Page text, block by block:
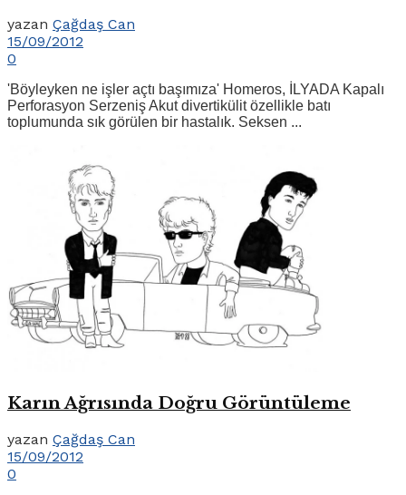
yazan Çağdaş Can
15/09/2012
0
'Böyleyken ne işler açtı başımıza' Homeros, İLYADA Kapalı
Perforasyon Serzeniş Akut divertikülit özellikle batı
toplumunda sık görülen bir hastalık. Seksen ...
Karın Ağrısında Doğru Görüntüleme
yazan Çağdaş Can
15/09/2012
0